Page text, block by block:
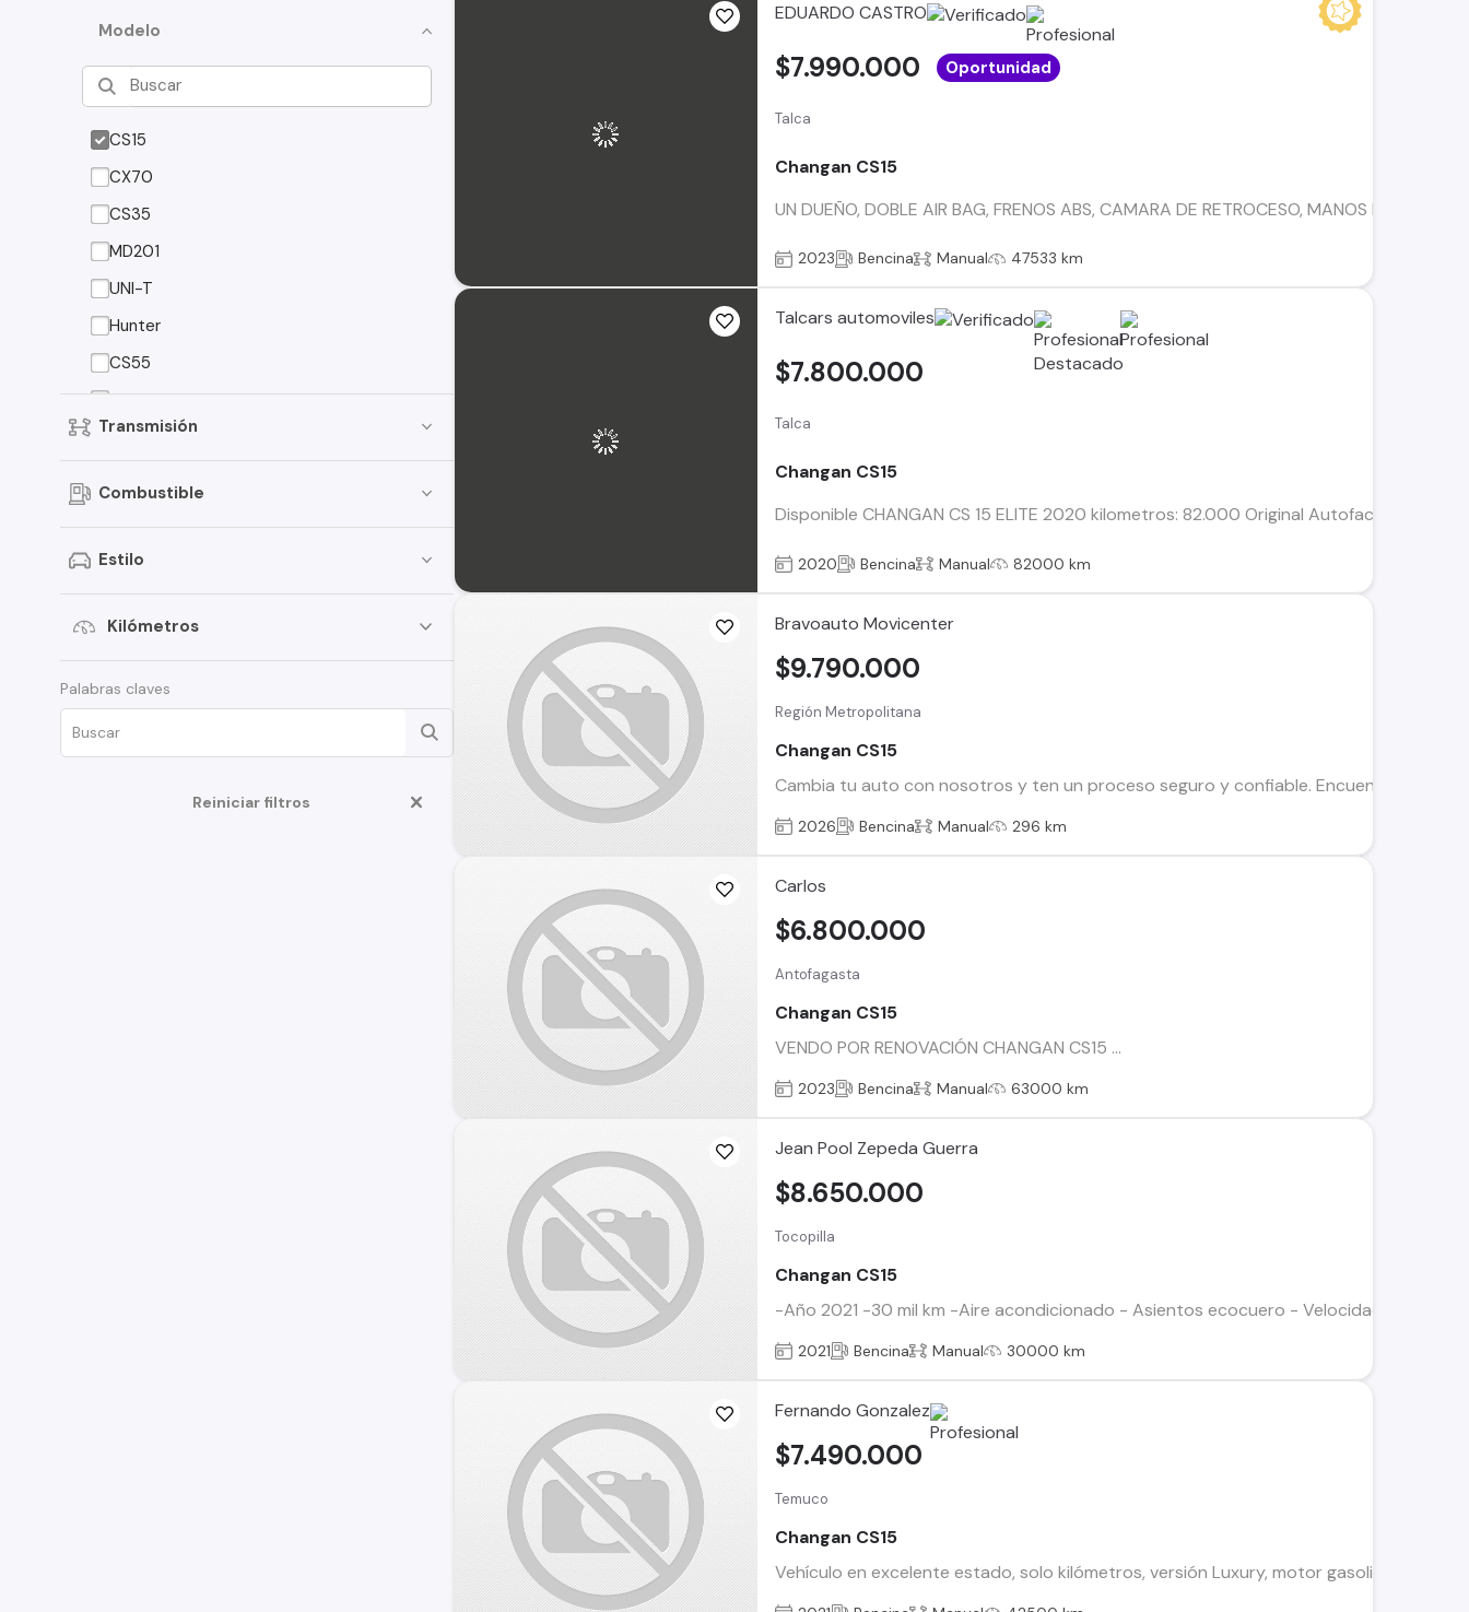
Modelo
CS15
CX70
CS35
MD201
UNI-T
Hunter
CS55
Alsvin
CS35 Plus
CS75
CS1
CX70T
CS55 Plus
S200
Transmisión
Combustible
Estilo
Kilómetros
Palabras claves
Reiniciar filtros
EDUARDO CASTRO
Talca
Changan CS15
UN DUEÑO, DOBLE AIR BAG, FRENOS ABS, CAMARA DE RETROCESO, MANOS LIBRES,
$7.990.000 Oportunidad
2023 Bencina Manual 47533 km
Talcars automoviles
Talca
Changan CS15
Disponible CHANGAN CS 15 ELITE 2020 kilometros: 82.000 Original Autofact
$7.800.000
2020 Bencina Manual 82000 km
Bravoauto Movicenter
Región Metropolitana
Changan CS15
Cambia tu auto con nosotros y ten un proceso seguro y confiable. Encuentra el ideal
$9.790.000
2026 Bencina Manual 296 km
Carlos
Antofagasta
Changan CS15
VENDO POR RENOVACIÓN CHANGAN CS15 ...
$6.800.000
2023 Bencina Manual 63000 km
Jean Pool Zepeda Guerra
Tocopilla
Changan CS15
-Año 2021 -30 mil km -Aire acondicionado - Asientos ecocuero - Velocidad cruzero
$8.650.000
2021 Bencina Manual 30000 km
Fernando Gonzalez
Temuco
Changan CS15
Vehículo en excelente estado, solo kilómetros, versión Luxury, motor gasolina de 1.5
$7.490.000